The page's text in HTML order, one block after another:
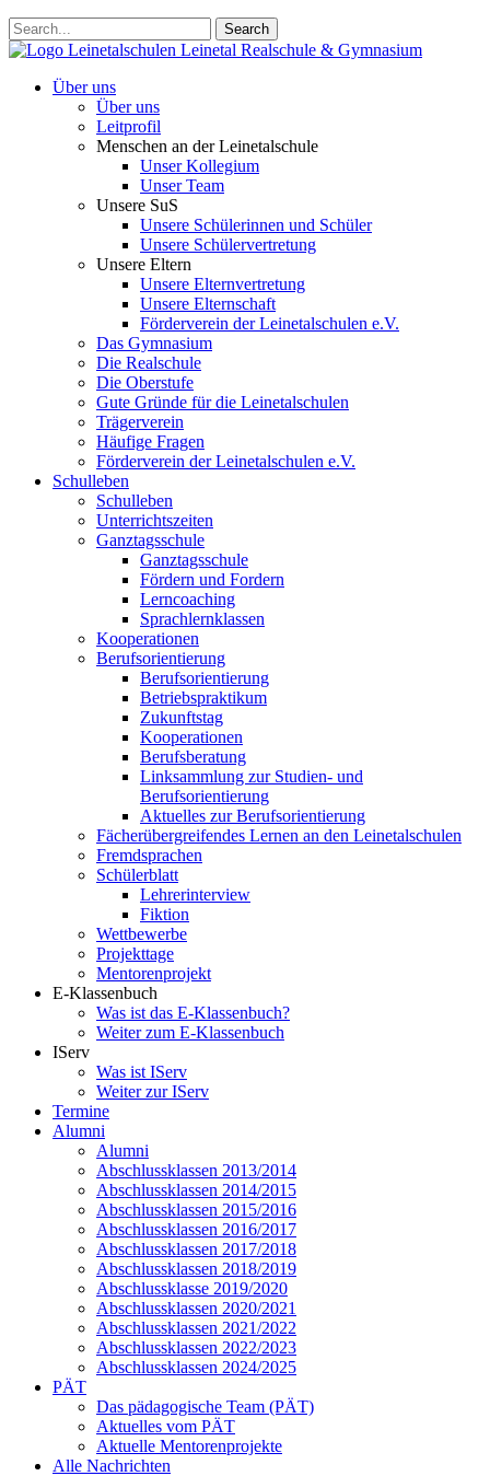
Search
Leinetalschulen Leinetal Realschule & Gymnasium
Über uns
Über uns
Leitprofil
Menschen an der Leinetalschule
Unser Kollegium
Unser Team
Unsere SuS
Unsere Schülerinnen und Schüler
Unsere Schülervertretung
Unsere Eltern
Unsere Elternvertretung
Unsere Elternschaft
Förderverein der Leinetalschulen e.V.
Das Gymnasium
Die Realschule
Die Oberstufe
Gute Gründe für die Leinetalschulen
Trägerverein
Häufige Fragen
Förderverein der Leinetalschulen e.V.
Schulleben
Schulleben
Unterrichtszeiten
Ganztagsschule
Ganztagsschule
Fördern und Fordern
Lerncoaching
Sprachlernklassen
Kooperationen
Berufsorientierung
Berufsorientierung
Betriebspraktikum
Zukunftstag
Kooperationen
Berufsberatung
Linksammlung zur Studien- und
Berufsorientierung
Aktuelles zur Berufsorientierung
Fächerübergreifendes Lernen an den Leinetalschulen
Fremdsprachen
Schülerblatt
Lehrerinterview
Fiktion
Wettbewerbe
Projekttage
Mentorenprojekt
E-Klassenbuch
Was ist das E-Klassenbuch?
Weiter zum E-Klassenbuch
IServ
Was ist IServ
Weiter zur IServ
Termine
Alumni
Alumni
Abschlussklassen 2013/2014
Abschlussklassen 2014/2015
Abschlussklassen 2015/2016
Abschlussklassen 2016/2017
Abschlussklassen 2017/2018
Abschlussklassen 2018/2019
Abschlussklasse 2019/2020
Abschlussklassen 2020/2021
Abschlussklassen 2021/2022
Abschlussklassen 2022/2023
Abschlussklassen 2024/2025
PÄT
Das pädagogische Team (PÄT)
Aktuelles vom PÄT
Aktuelle Mentorenprojekte
Alle Nachrichten